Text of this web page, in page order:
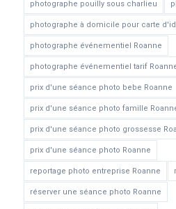
photographe pouilly sous charlieu
photographe à domicile pour carte
photographe événementiel Roanne
photographe événementiel tarif
prix d'une séance photo bebe Roanne
prix d'une séance photo famille
prix d'une séance photo grossesse
prix d'une séance photo Roanne
reportage photo entreprise Roanne
réserver une séance photo Roanne